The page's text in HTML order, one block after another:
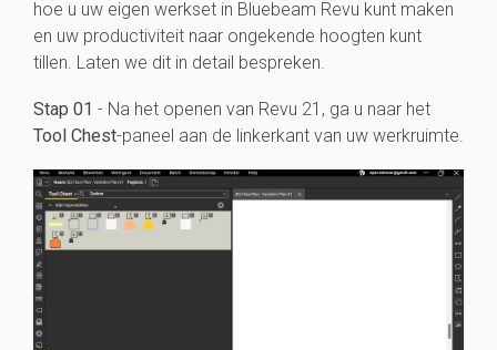
hoe u uw eigen werkset in Bluebeam Revu kunt maken
en uw productiviteit naar ongekende hoogten kunt
tillen. Laten we dit in detail bespreken.
Stap 01 - Na het openen van Revu 21, ga u naar het
Tool Chest-paneel aan de linkerkant van uw werkruimte.